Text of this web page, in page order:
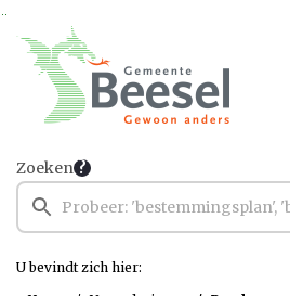
Ga naar de inhoud van deze pagina
Ga naar het zoeken
Ga naar het menu
Zoeken
U bevindt zich hier: